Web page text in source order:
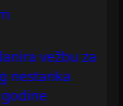
vežbu za
nestanka